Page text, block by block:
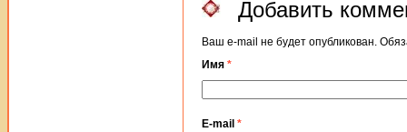
Добавить
Ваш e-mail не будет опубликован.
Имя *
E-mail *